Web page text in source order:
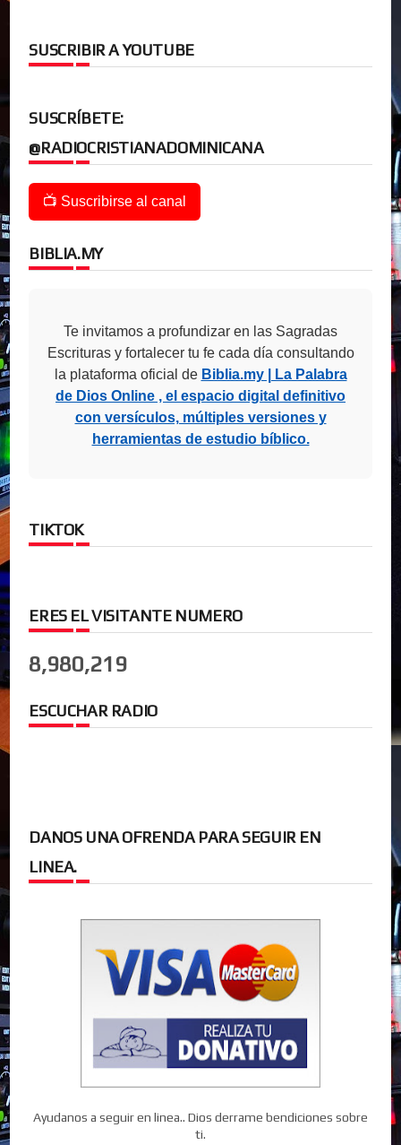
SUSCRIBIR A YOUTUBE
SUSCRÍBETE:
@RADIOCRISTIANADOMINICANA
📺 Suscribirse al canal
BIBLIA.MY
Te invitamos a profundizar en las Sagradas
Escrituras y fortalecer tu fe cada día consultando
la plataforma oficial de Biblia.my | La Palabra
de Dios Online , el espacio digital definitivo
con versículos, múltiples versiones y
herramientas de estudio bíblico.
TIKTOK
ERES EL VISITANTE NUMERO
8,980,219
ESCUCHAR RADIO
DANOS UNA OFRENDA PARA SEGUIR EN
LINEA.
Ayudanos a seguir en linea.. Dios derrame bendiciones sobre
ti.